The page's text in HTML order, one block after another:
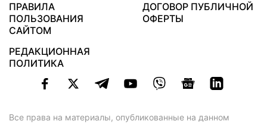
ПРАВИЛА
ПОЛЬЗОВАНИЯ
САЙТОМ
ДОГОВОР ПУБЛИЧНОЙ
ОФЕРТЫ
РЕДАКЦИОННАЯ
ПОЛИТИКА
Все права на материалы, опубликованные на данном